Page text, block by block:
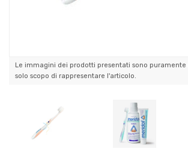
Le immagini dei prodotti presentati sono
solo scopo di rappresentare l'articolo.